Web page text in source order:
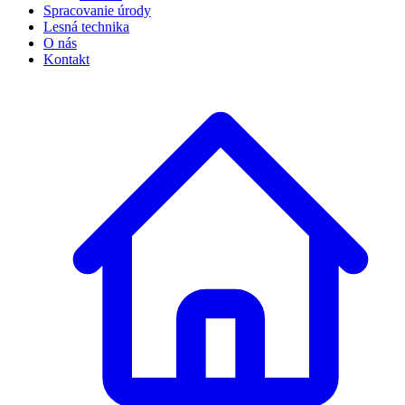
Spracovanie úrody
Lesná technika
O nás
Kontakt